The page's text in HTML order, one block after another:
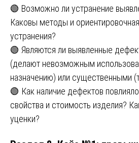
🟢 Возможно ли устранение
Каковы методы и
устранения?
🟢 Являются ли выявленные
(делают невозможным
назначению) или существенными
🟢 Как наличие дефектов
свойства и стоимость изделия?
уценки?